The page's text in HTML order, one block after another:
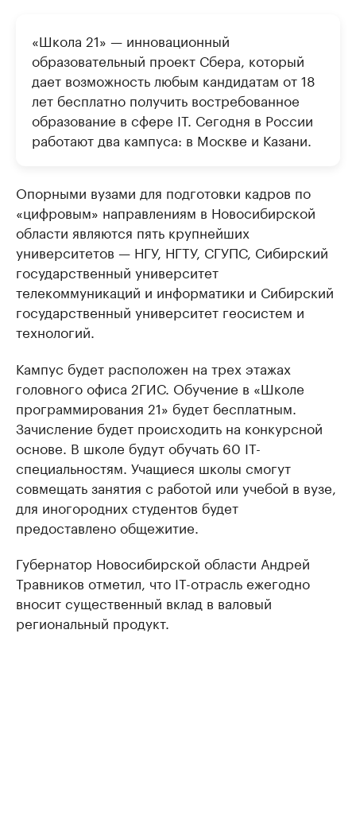
«Школа 21» — инновационный
образовательный проект Сбера, который
дает возможность любым кандидатам от 18
лет бесплатно получить востребованное
образование в сфере IT. Сегодня в России
работают два кампуса: в Москве и Казани.
Опорными вузами для подготовки кадров по
«цифровым» направлениям в Новосибирской
области являются пять крупнейших
университетов — НГУ, НГТУ, СГУПС, Сибирский
государственный университет
телекоммуникаций и информатики и Сибирский
государственный университет геосистем и
технологий.
Кампус будет расположен на трех этажах
головного офиса 2ГИС. Обучение в «Школе
программирования 21» будет бесплатным.
Зачисление будет происходить на конкурсной
основе. В школе будут обучать 60 IT-
специальностям. Учащиеся школы смогут
совмещать занятия с работой или учебой в вузе,
для иногородних студентов будет
предоставлено общежитие.
Губернатор Новосибирской области Андрей
Травников отметил, что IT-отрасль ежегодно
вносит существенный вклад в валовый
региональный продукт.